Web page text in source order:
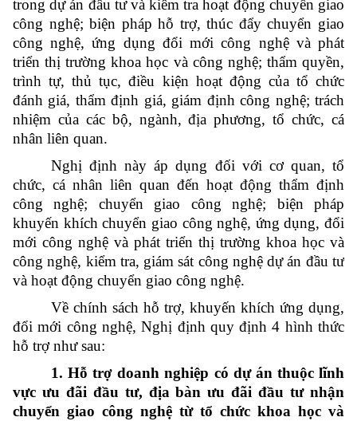
trong dự án đầu tư và kiểm tra hoạt động chuyển giao
công nghệ; biện pháp hỗ trợ, thúc đẩy chuyển giao
công nghệ, ứng dụng đổi mới công nghệ và phát
triển thị trường khoa học và công nghệ; thẩm quyền,
trình tự, thủ tục, điều kiện hoạt động của tổ chức
đánh giá, thẩm định giá, giám định công nghệ; trách
nhiệm của các bộ, ngành, địa phương, tổ chức, cá
nhân liên quan.
Nghị định này áp dụng đối với cơ quan, tổ
chức, cá nhân liên quan đến hoạt động thẩm định
công nghệ; chuyển giao công nghệ; biện pháp
khuyến khích chuyển giao công nghệ, ứng dụng, đổi
mới công nghệ và phát triển thị trường khoa học và
công nghệ, kiểm tra, giám sát công nghệ dự án đầu tư
và hoạt động chuyển giao công nghệ.
Về chính sách hỗ trợ, khuyến khích ứng dụng,
đổi mới công nghệ, Nghị định quy định 4 hình thức
hỗ trợ như sau:
1. Hỗ trợ doanh nghiệp có dự án thuộc lĩnh
vực ưu đãi đầu tư, địa bàn ưu đãi đầu tư nhận
chuyển giao công nghệ từ tổ chức khoa học và